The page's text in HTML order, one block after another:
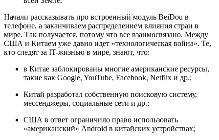
Начали рассказывать про встроенный модуль BeiDou в
телефоне, а заканчиваем распределением влияния стран в
мире. Так получается, потому что все взаимосвязано. Между
США и Китаем уже давно идет «технологическая война». Те,
кто следят за IT-жизнью в мире, знают, что:
в Китае заблокированы многие американские ресурсы,
такие как Google, YouTube, Facebook, Netflix и др.;
Китай разработал собственную поисковую систему,
мессенджеры, социальные сети и др.;
США в ответ ограничило право использовать
«американский» Android в китайских устройствах;